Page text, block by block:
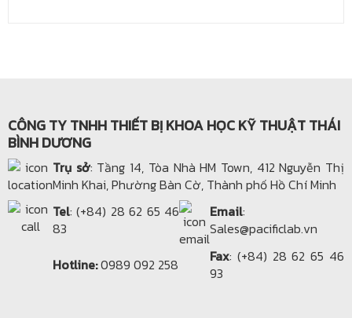
CÔNG TY TNHH THIẾT BỊ KHOA HỌC KỸ THUẬT THÁI
BÌNH DƯƠNG
Trụ sở: Tầng 14, Tòa Nhà HM Town, 412 Nguyễn Thị
Minh Khai, Phường Bàn Cờ, Thành phố Hồ Chí Minh
Tel: (+84) 28 62 65 46
83
Email:
Sales@pacificlab.vn
Hotline:0989 092 258 Fax: (+84) 28 62 65 46
93